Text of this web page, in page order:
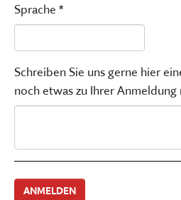
Sprache *
Schreiben Sie uns gerne hier
noch etwas zu Ihrer